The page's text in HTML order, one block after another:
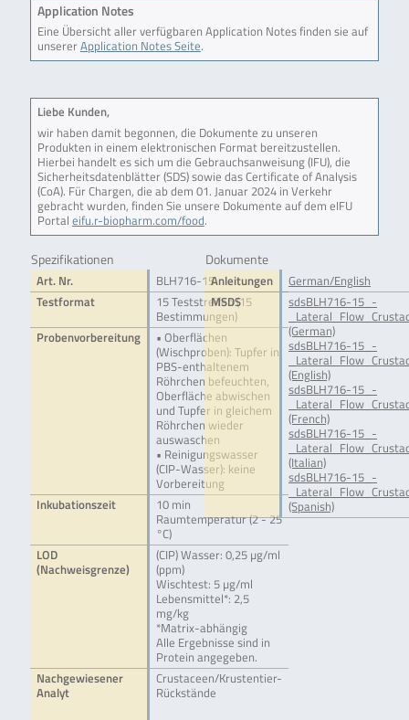
Application Notes
Eine Übersicht aller verfügbaren Application Notes finden sie auf
unsererApplication Notes Seite.
Liebe Kunden,
wir haben damit begonnen, die Dokumente zu unseren
Produkten in einem elektronischen Format bereitzustellen.
Hierbei handelt es sich um die Gebrauchsanweisung (IFU), die
Sicherheitsdatenblätter (SDS) sowie das Certificate of Analysis
(CoA). Für Chargen, die ab dem 01. Januar 2024 in Verkehr
gebracht wurden, finden Sie unsere Dokumente auf dem eIFU
Portal eifu.r-biopharm.com/food.
Spezifikationen
Art. Nr.
BLH716-15
Testformat
15 Teststreifen (15
Bestimmungen)
Probenvorbereitung
• Oberflächen
(Wischproben): Tupfer in
PBS-enthaltenem
Röhrchen befeuchten,
Oberfläche abwischen
und Tupfer in gleichem
Röhrchen wieder
auswaschen
• Reinigungswasser
(CIP-Wasser): keine
Vorbereitung
Inkubationszeit
10 min
Raumtemperatur (2 - 25
°C)
LOD
(Nachweisgrenze)
(CIP) Wasser: 0,25 µg/ml
(ppm)
Wischtest: 5 µg/ml
Lebensmittel*: 2,5
mg/kg
*Matrix-abhängig
Alle Ergebnisse sind in
Protein angegeben.
Nachgewiesener
Analyt
Crustaceen/Krustentier-
Rückstände
Dokumente
Anleitungen
German/English
MSDS
sdsBLH716-15_-
(German)
sdsBLH716-15_-
(English)
sdsBLH716-15_-
(French)
sdsBLH716-15_-
(Italian)
sdsBLH716-15_-
(Spanish)